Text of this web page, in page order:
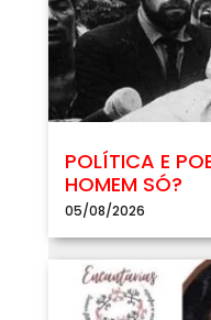
POLÍTICA E
HOMEM SÓ?
05/08/2026